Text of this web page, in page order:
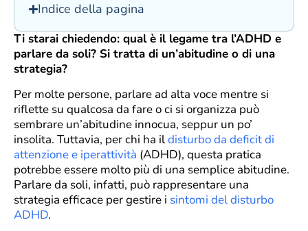
Indice della pagina
Ti starai chiedendo: qual è il legame tra l’ADHD e
parlare da soli? Si tratta di un’abitudine o di una
strategia?
Per molte persone, parlare ad alta voce mentre si
riflette su qualcosa da fare o ci si organizza può
sembrare un’abitudine innocua, seppur un po’
insolita. Tuttavia, per chi ha ildisturbo da deficit di
attenzione e iperattività (ADHD), questa pratica
potrebbe essere molto più di una semplice abitudine.
Parlare da soli, infatti, può rappresentare una
strategia efficace per gestire i sintomi del disturbo
ADHD.